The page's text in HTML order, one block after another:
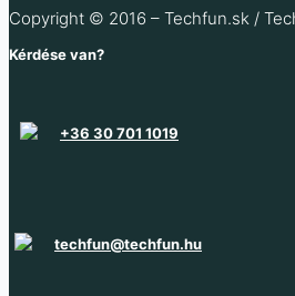
Raktáron 49 db
(ÁFA nélkül 1 076 Ft
Raktáron 37 db
Copyright © 2016 – Techfun.sk /
Kérdése van?
+36 30 701 1019
techfun@techfun.hu